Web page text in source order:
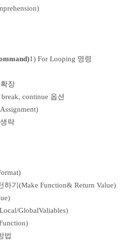
1) For Looping 명령
장
continue 옵션
략
하기(Make Function& Return Value)
GlobalValiables)
법